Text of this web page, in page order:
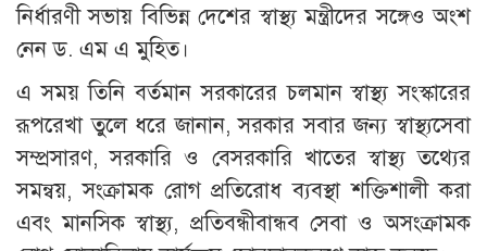
নির্ধারণী সভায় বিভিন্ন দেশের স্বাস্থ্য মন্ত্রীদের সঙ্গেও অংশ
নেন ড. এম এ মুহিত।
এ সময় তিনি বর্তমান সরকারের চলমান স্বাস্থ্য সংস্কারের
রূপরেখা তুলে ধরে জানান, সরকার সবার জন্য স্বাস্থ্যসেবা
সম্প্রসারণ, সরকারি ও বেসরকারি খাতের স্বাস্থ্য তথ্যের
সমন্বয়, সংক্রামক রোগ প্রতিরোধ ব্যবস্থা শক্তিশালী করা
এবং মানসিক স্বাস্থ্য, প্রতিবন্ধীবান্ধব সেবা ও অসংক্রামক